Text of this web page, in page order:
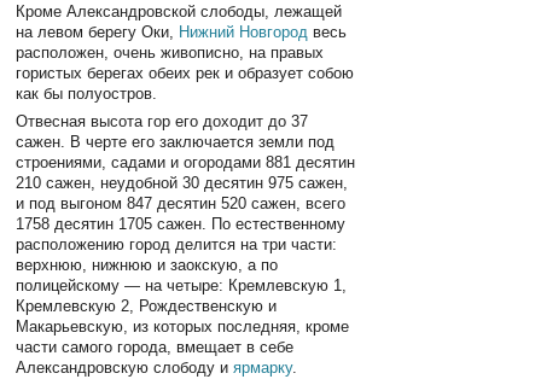
Кроме Александровской слободы, лежащей
на левом берегу Оки, Нижний Новгород весь
расположен, очень живописно, на правых
гористых берегах обеих рек и образует собою
как бы полуостров.
Отвесная высота гор его доходит до 37
сажен. В черте его заключается земли под
строениями, садами и огородами 881 десятин
210 сажен, неудобной 30 десятин 975 сажен,
и под выгоном 847 десятин 520 сажен, всего
1758 десятин 1705 сажен. По естественному
расположению город делится на три части:
верхнюю, нижнюю и заокскую, а по
полицейскому — на четыре: Кремлевскую 1,
Кремлевскую 2, Рождественскую и
Макарьевскую, из которых последняя, кроме
части самого города, вмещает в себе
Александровскую слободу иярмарку.